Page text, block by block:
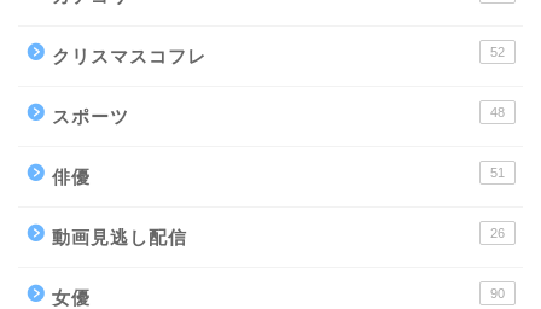
クリスマスコフレ 52
スポーツ 48
俳優 51
動画見逃し配信 26
女優 90